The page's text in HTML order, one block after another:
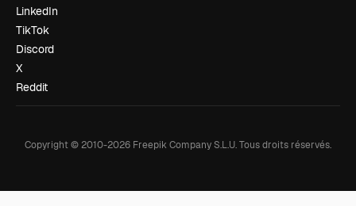
LinkedIn
TikTok
Discord
X
Reddit
Copyright © 2010-2026 Freepik Company S.L.U.Tous droits réservés.